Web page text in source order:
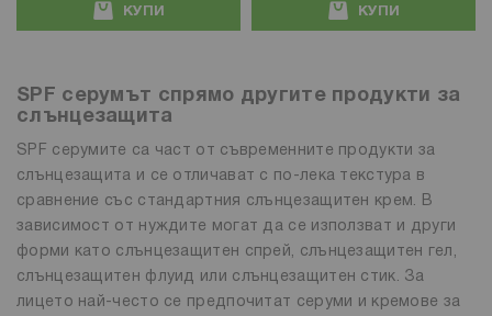
КУПИ КУПИ
SPF серумът спрямо другите продукти за
слънцезащита
SPF серумите са част от съвременните продукти за
слънцезащита и се отличават с по-лека текстура в
сравнение със стандартния слънцезащитен крем. В
зависимост от нуждите могат да се използват и други
форми като слънцезащитен спрей, слънцезащитен гел,
слънцезащитен флуид или слънцезащитен стик. За
лицето най-често се предпочитат серуми и кремове за